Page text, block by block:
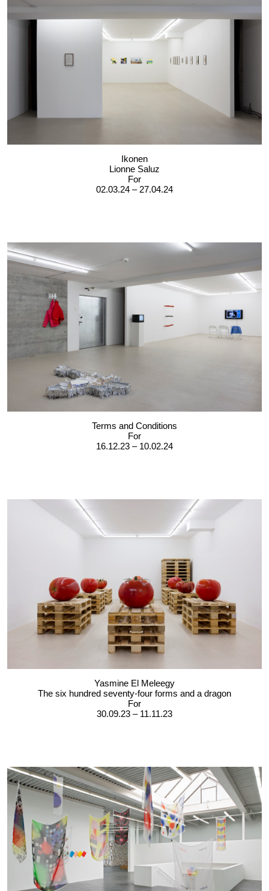
Ikonen
Lionne Saluz
For
02.03.24 – 27.04.24
Terms and Conditions
For
16.12.23 – 10.02.24
Yasmine El Meleegy
The six hundred seventy-four forms and a dragon
For
30.09.23 – 11.11.23